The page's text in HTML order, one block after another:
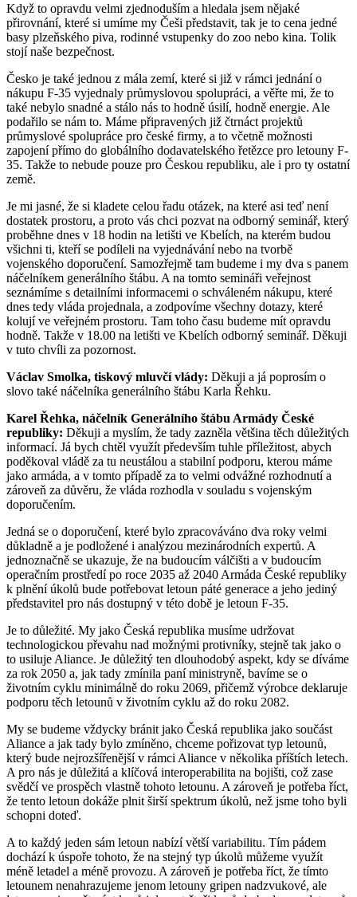
Když to opravdu velmi zjednoduším a hledala jsem nějaké
přirovnání, které si umíme my Češi představit, tak je to cena jedné
basy plzeňského piva, rodinné vstupenky do zoo nebo kina. Tolik
stojí naše bezpečnost.
Česko je také jednou z mála zemí, které si již v rámci jednání o
nákupu F-35 vyjednaly průmyslovou spolupráci, a věřte mi, že to
také nebylo snadné a stálo nás to hodně úsilí, hodně energie. Ale
podařilo se nám to. Máme připravených již čtrnáct projektů
průmyslové spolupráce pro české firmy, a to včetně možnosti
zapojení přímo do globálního dodavatelského řetězce pro letouny F-
35. Takže to nebude pouze pro Českou republiku, ale i pro ty ostatní
země.
Je mi jasné, že si kladete celou řadu otázek, na které asi teď není
dostatek prostoru, a proto vás chci pozvat na odborný seminář, který
proběhne dnes v 18 hodin na letišti ve Kbelích, na kterém budou
všichni ti, kteří se podíleli na vyjednávání nebo na tvorbě
vojenského doporučení. Samozřejmě tam budeme i my dva s panem
náčelníkem generálního štábu. A na tomto semináři veřejnost
seznámíme s detailními informacemi o schváleném nákupu, které
dnes tedy vláda projednala, a zodpovíme všechny dotazy, které
kolují ve veřejném prostoru. Tam toho času budeme mít opravdu
hodně. Takže v 18.00 na letišti ve Kbelích odborný seminář. Děkuji
v tuto chvíli za pozornost.
Václav Smolka, tiskový mluvčí vlády: Děkuji a já poprosím o
slovo také náčelníka generálního štábu Karla Řehku.
Karel Řehka, náčelník Generálního štábu Armády České
republiky: Děkuji a myslím, že tady zazněla většina těch důležitých
informací. Já bych chtěl využít především tuhle příležitost, abych
poděkoval vládě za tu neustálou a stabilní podporu, kterou máme
jako armáda, a v tomto případě za to velmi odvážné rozhodnutí a
zároveň za důvěru, že vláda rozhodla v souladu s vojenským
doporučením.
Jedná se o doporučení, které bylo zpracováváno dva roky velmi
důkladně a je podložené i analýzou mezinárodních expertů. A
jednoznačně se ukazuje, že na budoucím válčišti a v budoucím
operačním prostředí po roce 2035 až 2040 Armáda České republiky
k plnění úkolů bude potřebovat letoun páté generace a jeho jediný
představitel pro nás dostupný v této době je letoun F-35.
Je to důležité. My jako Česká republika musíme udržovat
technologickou převahu nad možnými protivníky, stejně tak jako o
to usiluje Aliance. Je důležitý ten dlouhodobý aspekt, kdy se díváme
za rok 2050 a, jak tady zmínila paní ministryně, bavíme se o
životním cyklu minimálně do roku 2069, přičemž výrobce deklaruje
podporu těch letounů v životním cyklu až do roku 2082.
My se budeme vždycky bránit jako Česká republika jako součást
Aliance a jak tady bylo zmíněno, chceme pořizovat typ letounů,
který bude nejrozšířenější v rámci Aliance v několika příštích letech.
A pro nás je důležitá a klíčová interoperabilita na bojišti, což zase
svědčí ve prospěch vlastně tohoto letounu. A zároveň je potřeba říct,
že tento letoun dokáže plnit širší spektrum úkolů, než jsme toho byli
schopni doteď.
A to každý jeden sám letoun nabízí větší variabilitu. Tím pádem
dochází k úspoře tohoto, že na stejný typ úkolů můžeme využít
méně letadel a méně provozu. A zároveň je potřeba říct, že tímto
letounem nenahrazujeme jenom letouny gripen nadzvukové, ale